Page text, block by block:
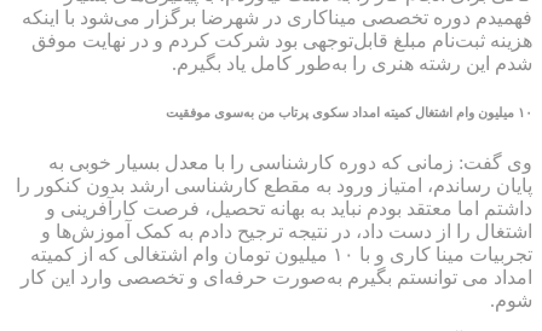
فهمیدم دوره تخصصی میناکاری در شهرضا برگزار می‌شود با اینکه
هزینه ثبت‌نام مبلغ قابل‌توجهی بود شرکت کردم و در نهایت موفق
شدم این رشته هنری را به‌طور کامل یاد بگیرم.
۱۰ میلیون وام اشتغال کمیته امداد سکوی پرتاب من به‌سوی موفقیت
وی گفت: زمانی که دوره کارشناسی را با معدل بسیار خوبی به
پایان رساندم، امتیاز ورود به مقطع کارشناسی ارشد بدون کنکور را
داشتم اما معتقد بودم نباید به بهانه تحصیل، فرصت کارآفرینی و
اشتغال را از دست داد، در نتیجه ترجیح دادم به کمک آموزش‌ها و
تجربیات مینا کاری و با ۱۰ میلیون تومان وام اشتغالی که از کمیته
امداد می توانستم بگیرم به‌صورت حرفه‌ای و تخصصی وارد این کار
شوم.